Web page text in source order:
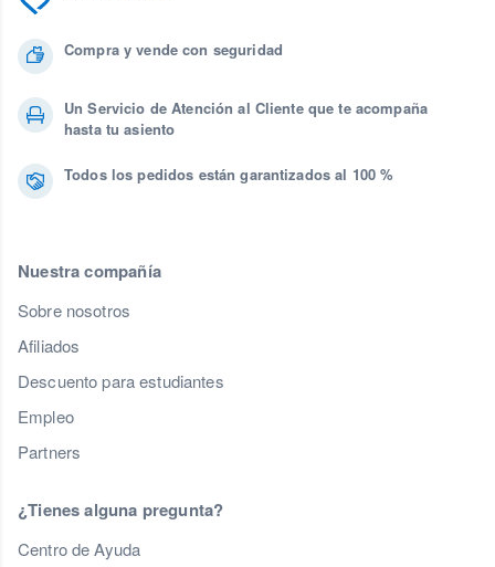
Compra y vende con seguridad
Un Servicio de Atención al Cliente que te acompaña
hasta tu asiento
Todos los pedidos están garantizados al 100 %
Nuestra compañía
Sobre nosotros
Afiliados
Descuento para estudiantes
Empleo
Partners
¿Tienes alguna pregunta?
Centro de Ayuda